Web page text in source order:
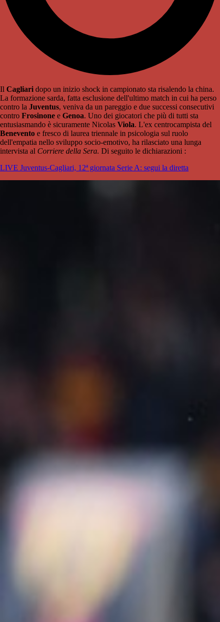
Il Cagliari dopo un inizio shock in campionato sta risalendo la china.
La formazione sarda, fatta esclusione dell'ultimo match in cui ha perso
contro la Juventus, veniva da un pareggio e due successi consecutivi
contro Frosinone e Genoa. Uno dei giocatori che più di tutti sta
entusiasmando è sicuramente Nicolas Viola. L'ex centrocampista del
Benevento e fresco di laurea triennale in psicologia sul ruolo
dell'empatia nello sviluppo socio-emotivo, ha rilasciato una lunga
intervista al Corriere della Sera. Di seguito le dichiarazioni :
LIVE Juventus-Cagliari, 12ª giornata Serie A: segui la diretta